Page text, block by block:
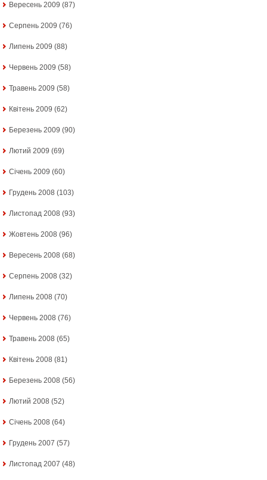
Вересень 2009 (87)
Серпень 2009 (76)
Липень 2009 (88)
Червень 2009 (58)
Травень 2009 (58)
Квітень 2009 (62)
Березень 2009 (90)
Лютий 2009 (69)
Січень 2009 (60)
Грудень 2008 (103)
Листопад 2008 (93)
Жовтень 2008 (96)
Вересень 2008 (68)
Серпень 2008 (32)
Липень 2008 (70)
Червень 2008 (76)
Травень 2008 (65)
Квітень 2008 (81)
Березень 2008 (56)
Лютий 2008 (52)
Січень 2008 (64)
Грудень 2007 (57)
Листопад 2007 (48)